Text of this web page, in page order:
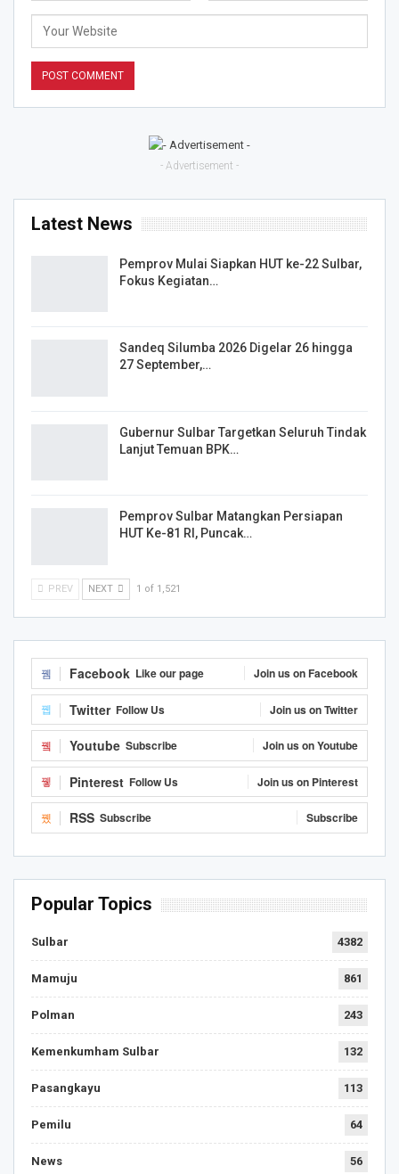
- Advertisement -
Latest News
Pemprov Mulai Siapkan HUT ke-22 Sulbar,
Fokus Kegiatan…
Sandeq Silumba 2026 Digelar 26 hingga
27 September,…
Gubernur Sulbar Targetkan Seluruh Tindak
Lanjut Temuan BPK…
Pemprov Sulbar Matangkan Persiapan
HUT Ke-81 RI, Puncak…
PREV NEXT 1 of 1,521
Facebook Like our page Join us on Facebook
Twitter Follow Us Join us on Twitter
Youtube Subscribe Join us on Youtube
Pinterest Follow Us Join us on Pinterest
RSS Subscribe Subscribe
Popular Topics
Sulbar 4382
Mamuju 861
Polman 243
Kemenkumham Sulbar 132
Pasangkayu 113
Pemilu 64
News 56